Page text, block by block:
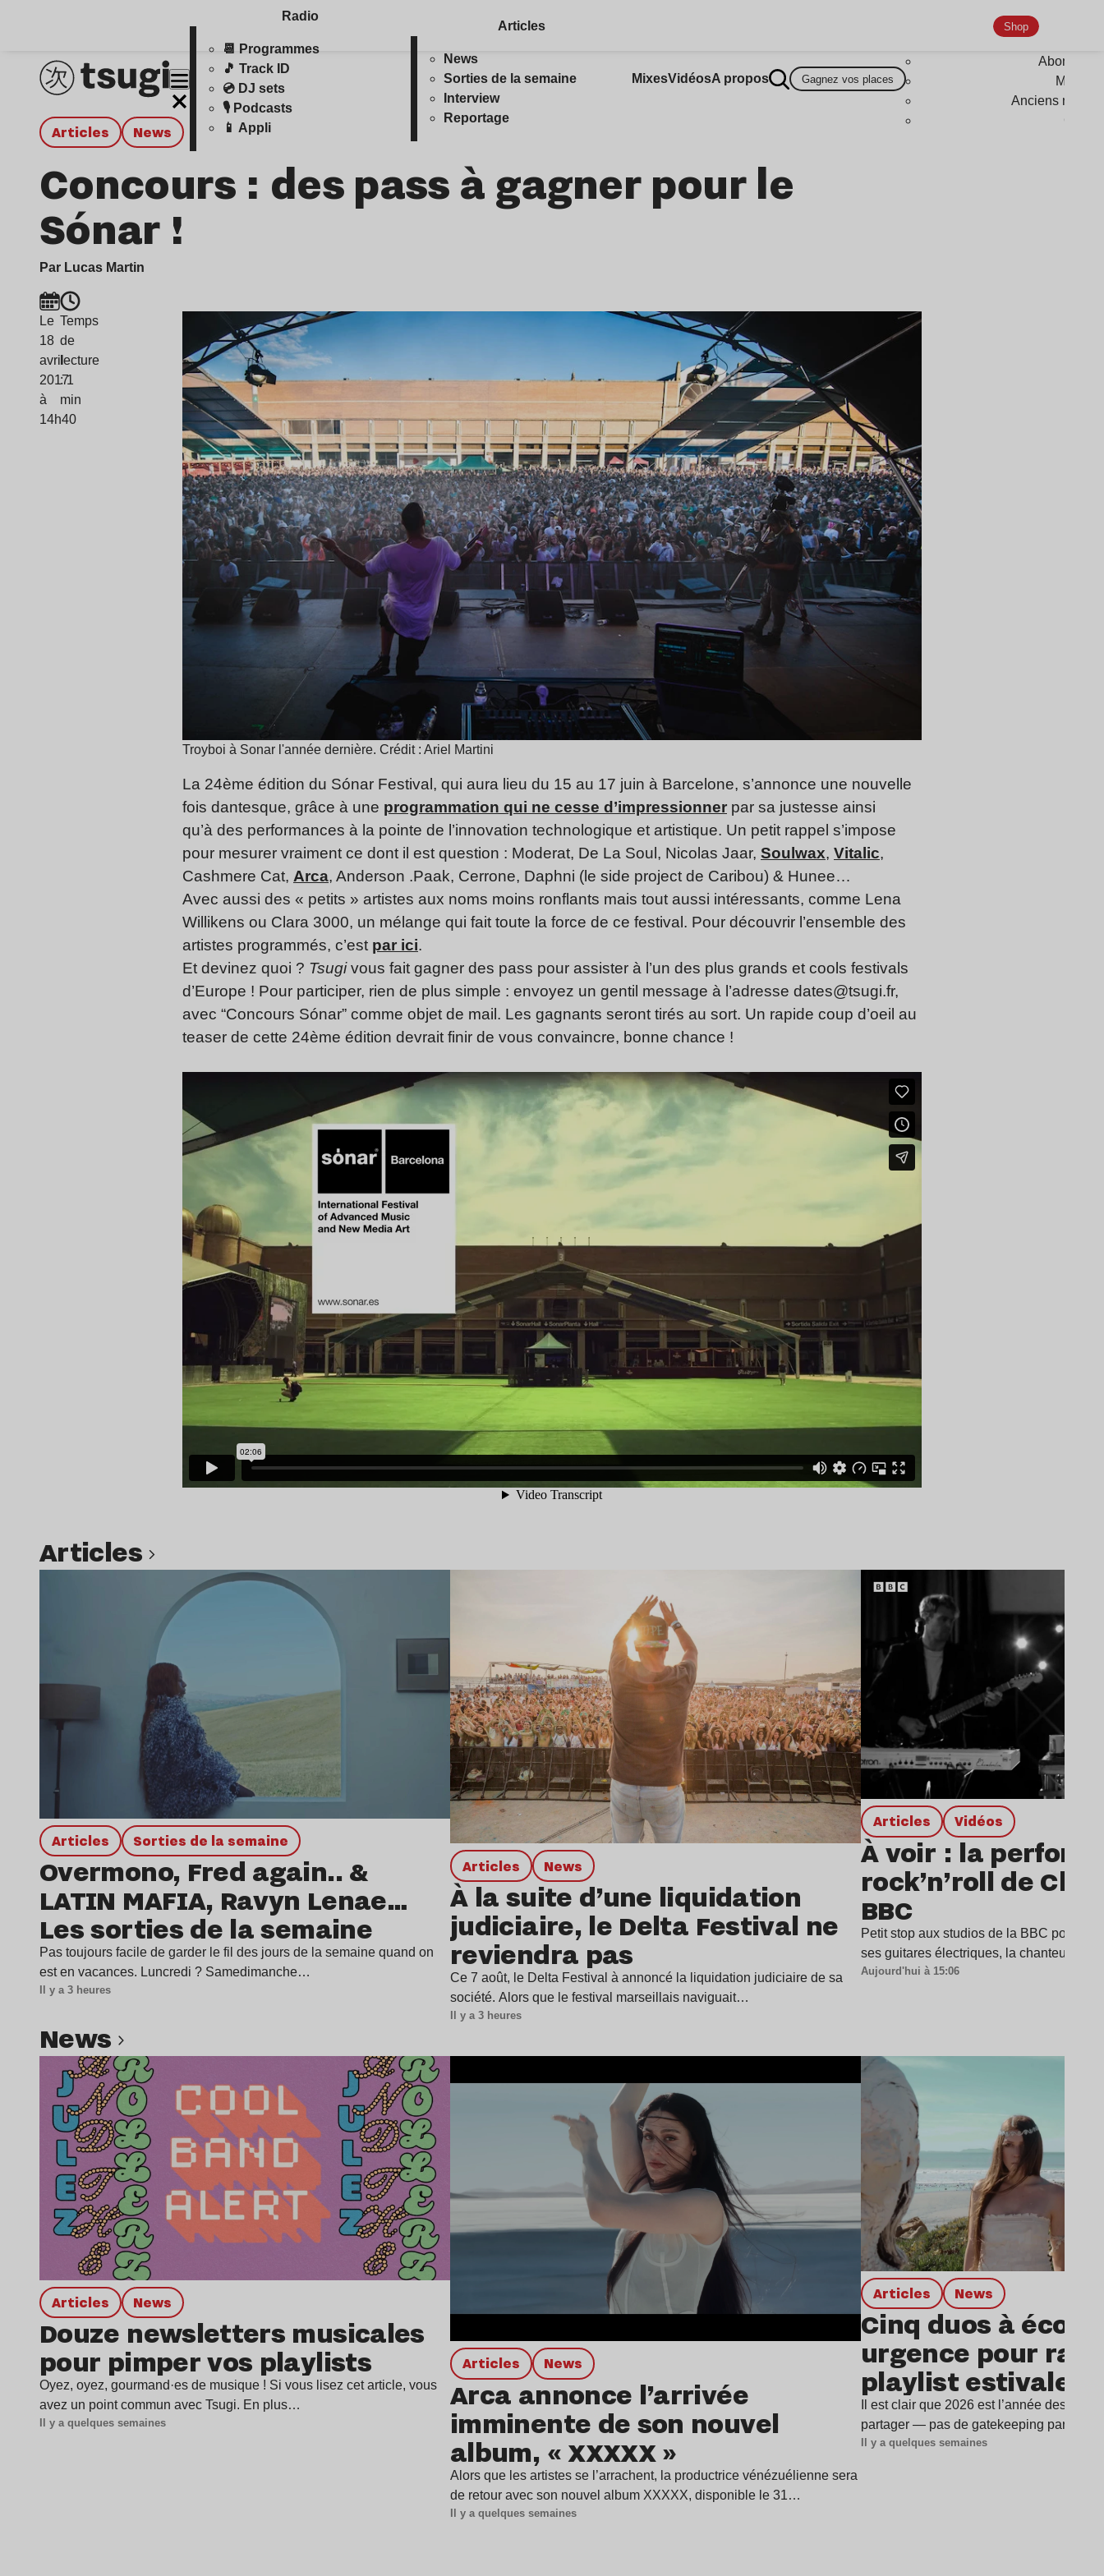
Radio
📆 Programmes
🎵 Track ID
💿 DJ sets
🎙️ Podcasts
📱 Appli
Articles
News
Sorties de la semaine
Interview
Reportage
MixesVidéosA propos Gagnez vos places
Shop
Anciens
Articles news
Concours : des pass à gagner pour le
Sónar !
Par Lucas Martin
Le
18
avril
2017
à
14h40
Temps
de
lecture
: 1
min
Troyboi à Sonar l'année dernière. Crédit : Ariel Martini
La 24ème édition du Sónar Festival, qui aura lieu du 15 au 17 juin à Barcelone, s’annonce une nouvelle
fois dantesque, grâce à une programmation qui ne cesse d’impressionner par sa justesse ainsi
qu’à des performances à la pointe de l’innovation technologique et artistique. Un petit rappel s’impose
pour mesurer vraiment ce dont il est question : Moderat, De La Soul, Nicolas Jaar, Soulwax, Vitalic,
Cashmere Cat, Arca, Anderson .Paak, Cerrone, Daphni (le side project de Caribou) & Hunee…
Avec aussi des « petits » artistes aux noms moins ronflants mais tout aussi intéressants, comme Lena
Willikens ou Clara 3000, un mélange qui fait toute la force de ce festival. Pour découvrir l’ensemble des
artistes programmés, c’est par ici.
Et devinez quoi ? Tsugivous fait gagner des pass pour assister à l’un des plus grands et cools festivals
d’Europe ! Pour participer, rien de plus simple : envoyez un gentil message à l’adresse dates@tsugi.fr,
avec “Concours Sónar” comme objet de mail. Les gagnants seront tirés au sort. Un rapide coup d’oeil au
teaser de cette 24ème édition devrait finir de vous convaincre, bonne chance !
Articles
Articles Sorties de la semaine
Overmono, Fred again.. &
LATIN MAFIA, Ravyn Lenae…
Les sorties de la semaine
Pas toujours facile de garder le fil des jours de la semaine quand on
est en vacances. Luncredi ? Samedimanche…
Il y a 3 heures
Articles news
À la suite d’une liquidation
judiciaire, le Delta Festival ne
reviendra pas
Ce 7 août, le Delta Festival à annoncé la liquidation judiciaire de sa
société. Alors que le festival marseillais naviguait…
Il y a 3 heures
Articles Vidéos
À voir : la
rock’n’roll de
BBC
Petit stop aux studios de la BBC pour
ses guitares électriques, la chanteuse a
Aujourd'hui à 15:06
Lire l’article
news
Articles news
Douze newsletters musicales
pour pimper vos playlists
Oyez, oyez, gourmand·es de musique ! Si vous lisez cet article, vous
avez un point commun avec Tsugi. En plus…
Il y a quelques semaines
Articles news
Arca annonce l’arrivée
imminente de son nouvel
album, « XXXXX »
Alors que les artistes se l’arrachent, la productrice vénézuélienne sera
de retour avec son nouvel album XXXXX, disponible le 31…
Il y a quelques semaines
Articles news
Cinq duos à
urgence pour
playlist estivale
Il est clair que 2026 est l’année des
partager — pas de gatekeeping par ici
Il y a quelques semaines